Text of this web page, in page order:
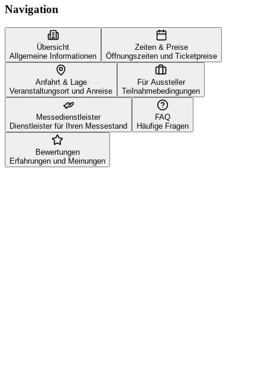
Navigation
Übersicht
Allgemeine Informationen
Zeiten & Preise
Öffnungszeiten und Ticketpreise
Anfahrt & Lage
Veranstaltungsort und Anreise
Für Aussteller
Teilnahmebedingungen
Messedienstleister
Dienstleister für Ihren Messestand
FAQ
Häufige Fragen
Bewertungen
Erfahrungen und Meinungen